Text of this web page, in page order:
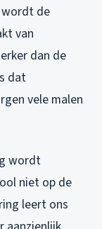
wordt de
van
dan de
dat
vele malen
wordt
niet op de
leert ons